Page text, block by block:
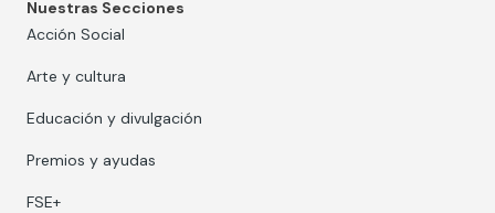
Nuestras Secciones
Acción Social
Arte y cultura
Educación y divulgación
Premios y ayudas
FSE+